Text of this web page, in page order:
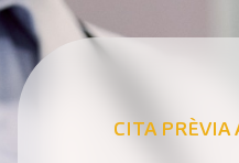
CITA PRÈVIA